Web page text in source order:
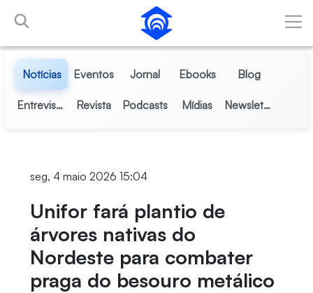
Pular para o Conteúdo principal
Notícias Eventos Jornal Ebooks Blog
Entrevistas Revista Podcasts Mídias Newsletter
seg, 4 maio 2026 15:04
Unifor fará plantio de
árvores nativas do
Nordeste para combater
praga do besouro metálico